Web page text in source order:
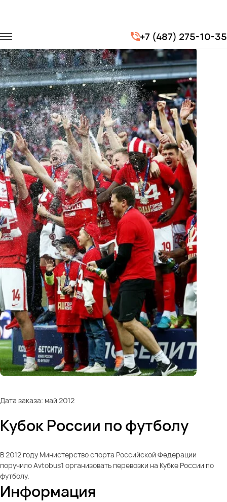
+7 (487) 275-10-35
Транспорт для спорта
Кубок России по футболу
Дата заказа: май 2012
Кубок России по футболу
В 2012 году Министерство спорта Российской Федерации
поручило Avtobus1 организовать перевозки на Кубке России по
футболу.
Информация